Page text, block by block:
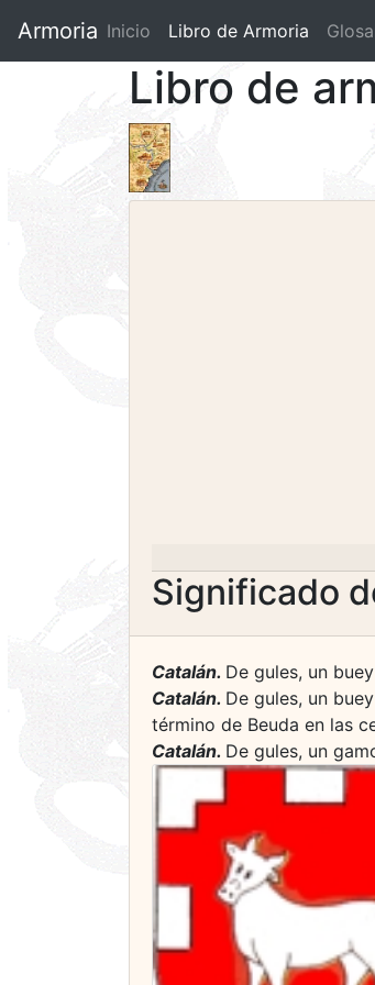
Armoria Inicio Libro de Armoria
Libro de
Significado
Catalán. De gules, un
Catalán. De gules, un
término de Beuda en las
Catalán. De gules, un